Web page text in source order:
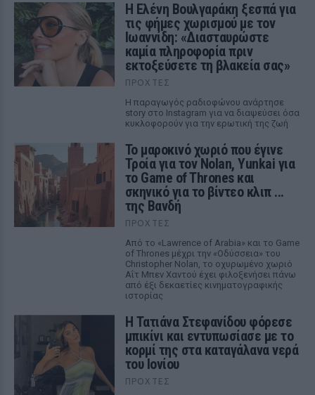
Η Ελένη Βουλγαράκη ξεσπά για
τις φήμες χωρισμού με τον
Ιωαννίδη: «Διασταυρώστε
καμία πληροφορία πριν
εκτοξεύσετε τη βλακεία σας»
ΠΡΟΧΤΈΣ
Η παραγωγός ραδιοφώνου ανάρτησε
story στο Instagram για να διαψεύσει όσα
κυκλοφορούν για την ερωτική της ζωή
Το μαροκινό χωριό που έγινε
Τροία για τον Nolan, Yunkai για
το Game of Thrones και
σκηνικό για το βίντεο κλιπ ...
της Βανδή
ΠΡΟΧΤΈΣ
Από το «Lawrence of Arabia» και το Game
of Thrones μέχρι την «Οδύσσεια» του
Christopher Nolan, το οχυρωμένο χωριό
Αΐτ Μπεν Χαντού έχει φιλοξενήσει πάνω
από έξι δεκαετίες κινηματογραφικής
ιστορίας
Η Τατιάνα Στεφανίδου φόρεσε
μπικίνι και εντυπωσίασε με το
κορμί της στα καταγάλανα νερά
του Ιονίου
ΠΡΟΧΤΈΣ